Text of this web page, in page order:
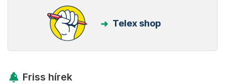
Telex shop
Friss hírek